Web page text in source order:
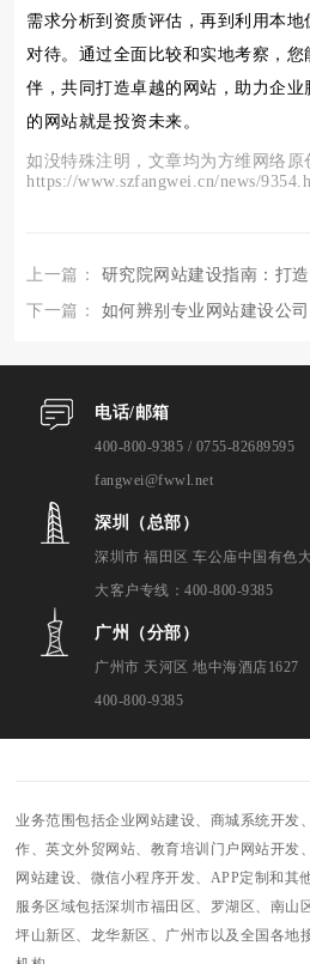
需求分析到资质评估，再到利用本
对待。通过全面比较和实地考察，您
伴，共同打造卓越的网站，助力企
的网站就是投资未来。
如没特殊注明，文章均为方维网络原
https://www.szfangwei.cn/news/
上一篇： 研究院网站建设指南：打
下一篇： 如何辨别专业网站建设公
电话/邮箱
400-800-9385 / 0755-82689595
fangwei@fwwl.net
深圳（总部）
深圳市 福田区 车公庙中国有色
大客户专线：400-800-9385
广州（分部）
广州市 天河区 地中海酒店1627
400-800-9385
业务范围包括企业网站建设、商城系统开发
作、英文外贸网站、教育培训门户网站开发
网站建设、微信小程序开发、APP定制和其
服务区域包括深圳市福田区、罗湖区、南山
坪山新区、龙华新区、广州市以及全国各地